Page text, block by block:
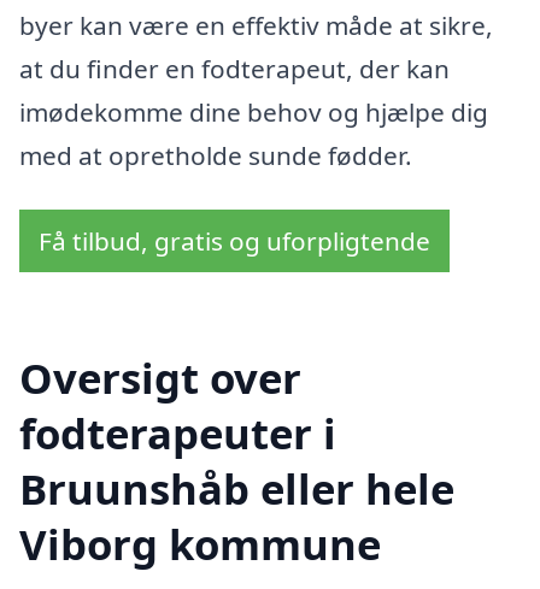
byer kan være en effektiv måde at sikre,
at du finder en fodterapeut, der kan
imødekomme dine behov og hjælpe dig
med at opretholde sunde fødder.
Få tilbud, gratis og uforpligtende
Oversigt over
fodterapeuter i
Bruunshåb eller hele
Viborg kommune